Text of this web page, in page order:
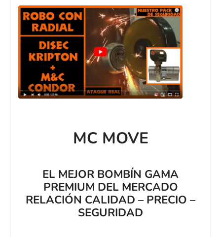
MC MOVE
EL MEJOR BOMBÍN GAMA
PREMIUM DEL MERCADO
RELACIÓN CALIDAD – PRECIO –
SEGURIDAD